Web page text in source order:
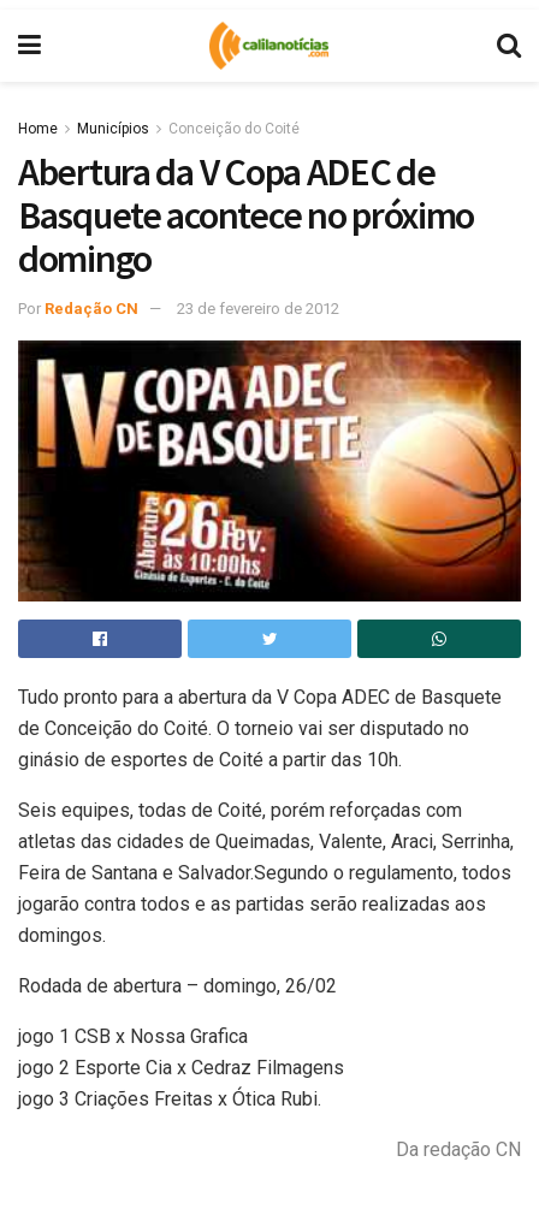
Home Municípios Conceição do Coité
Abertura da V Copa ADEC de
Basquete acontece no próximo
domingo
Por Redação CN 23 de fevereiro de 2012
Tudo pronto para a abertura da V Copa ADEC de Basquete
de Conceição do Coité. O torneio vai ser disputado no
ginásio de esportes de Coité a partir das 10h.
Seis equipes, todas de Coité, porém reforçadas com
atletas das cidades de Queimadas, Valente, Araci, Serrinha,
Feira de Santana e Salvador.Segundo o regulamento, todos
jogarão contra todos e as partidas serão realizadas aos
domingos.
Rodada de abertura – domingo, 26/02
jogo 1 CSB x Nossa Grafica
jogo 2 Esporte Cia x Cedraz Filmagens
jogo 3 Criações Freitas x Ótica Rubi.
Da redação CN